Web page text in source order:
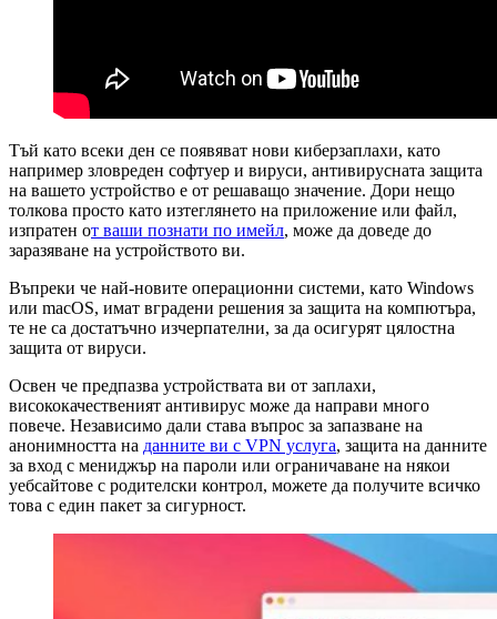
Тъй като всеки ден се появяват нови киберзаплахи, като
например зловреден софтуер и вируси, антивирусната защита
на вашето устройство е от решаващо значение. Дори нещо
толкова просто като изтеглянето на приложение или файл,
изпратен от ваши познати по имейл, може да доведе до
заразяване на устройството ви.
Въпреки че най-новите операционни системи, като Windows
или macOS, имат вградени решения за защита на компютъра,
те не са достатъчно изчерпателни, за да осигурят цялостна
защита от вируси.
Освен че предпазва устройствата ви от заплахи,
висококачественият антивирус може да направи много
повече. Независимо дали става въпрос за запазване на
анонимността на данните ви с VPN услуга, защита на данните
за вход с мениджър на пароли или ограничаване на някои
уебсайтове с родителски контрол, можете да получите всичко
това с един пакет за сигурност.